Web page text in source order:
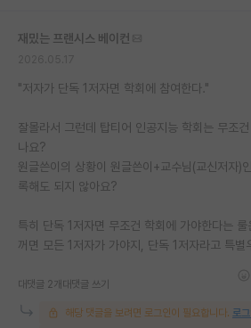
재밌는 프랜시스 베이컨
"저자가 단독 1저자면 학회에 참여한다."
잘몰라서 그런데 탑티어 인공지능 학회는 무조
나요?
원글쓴이의 상황이 원글쓴이+교수님(교신저자)
록해도 되지 않아요?
특히 단독 1저자면 무조건 학회에 가야한다는
꺼면 모든 1저자가 가야지, 단독 1저자라고 특별
대댓글 2개 대댓글 쓰기
해당 댓글을 보려면 로그인이 필요합니다. 로